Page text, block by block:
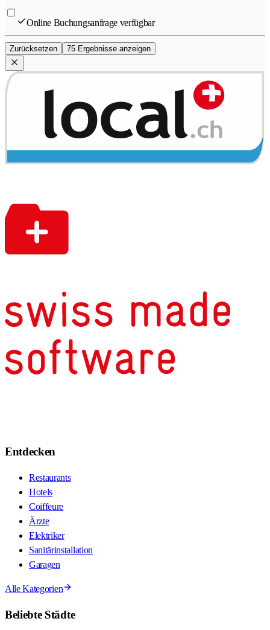
Online Buchungsanfrage verfügbar
Zurücksetzen 75 Ergebnisse anzeigen
Entdecken
Restaurants
Hotels
Coiffeure
Ärzte
Elektriker
Sanitärinstallation
Garagen
Alle Kategorien
Beliebte Städte